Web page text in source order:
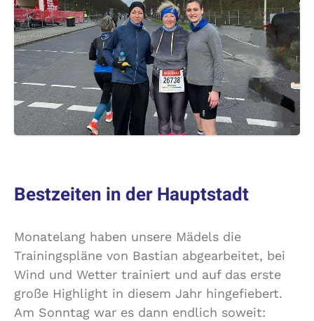
Bestzeiten in der Hauptstadt
Monatelang haben unsere Mädels die
Trainingspläne von Bastian abgearbeitet, bei
Wind und Wetter trainiert und auf das erste
große Highlight in diesem Jahr hingefiebert.
Am Sonntag war es dann endlich soweit: